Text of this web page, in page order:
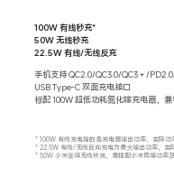
* 100W 有线充电指的是充电器输出功率，实际功
* 22.5W 有线/无线反向充电为最大输出功率，实
* 50W 小米澎湃无线秒充，需搭配小米同等功率
手机支持 QC2.0/QC3.0/QC3 + /
USB Type-C 双面充电接口
标配 100W 超低功耗氮化镓充电器，
100W 有线秒充*
50W 无线秒充
22.5W 有线/无线反充